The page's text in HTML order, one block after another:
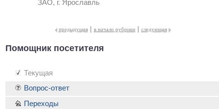
ЗАО, г. Ярославль
предыдущая | в начало рубрики | следующая
Помощник посетителя
Текущая
Вопрос-ответ
Переходы